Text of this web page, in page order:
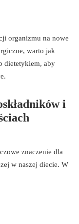
organizmu na nowe
warto jak
dietetykiem, aby
i
znaczenie dla
w naszej diecie. W